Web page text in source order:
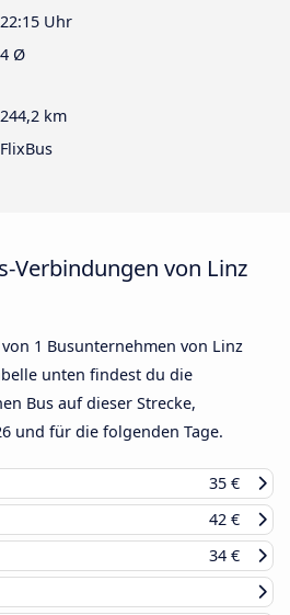
22:15 Uhr
4 Ø
244,2 km
FlixBus
Verbindungen von Linz
von 1 Busunternehmen von Linz
unten findest du die
Bus auf dieser Strecke,
und für die folgenden Tage.
35 €
42 €
34 €